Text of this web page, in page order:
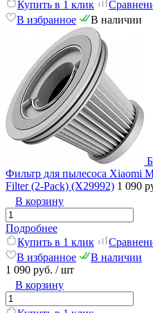
Купить в 1 клик
В избранное
В наличии
Фильтр для пылесоса Xiaomi
Filter (2-Pack) (X29992) 1 090
В корзину
Подробнее
Купить в 1 клик
В избранное
В наличии
1 090 руб. / шт
В корзину